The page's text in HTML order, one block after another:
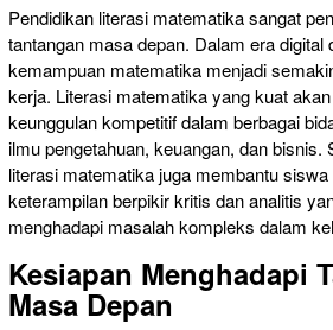
Pendidikan literasi matematika sangat
tantangan masa depan. Dalam era digital
kemampuan matematika menjadi
kerja. Literasi matematika yang kuat
keunggulan kompetitif dalam berbagai
ilmu pengetahuan, keuangan, dan bisnis.
literasi matematika juga membantu
keterampilan berpikir kritis dan analitis
menghadapi masalah kompleks dalam
Kesiapan Menghadapi
Masa Depan